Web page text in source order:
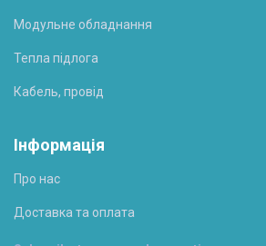
Модульне обладнання
Тепла підлога
Кабель, провід
Інформація
Про нас
Доставка та оплата